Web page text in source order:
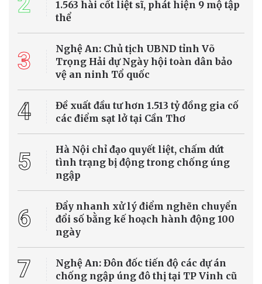
Tin Quốc tế
tốc thi công trước sức ép xử lý rác
trên địa bàn ngày càng cấp bách. Chính quyền địa phương đang
tăng cường kiểm tra, đôn đốc chủ đầu tư đẩy nhanh tiến độ để sớm